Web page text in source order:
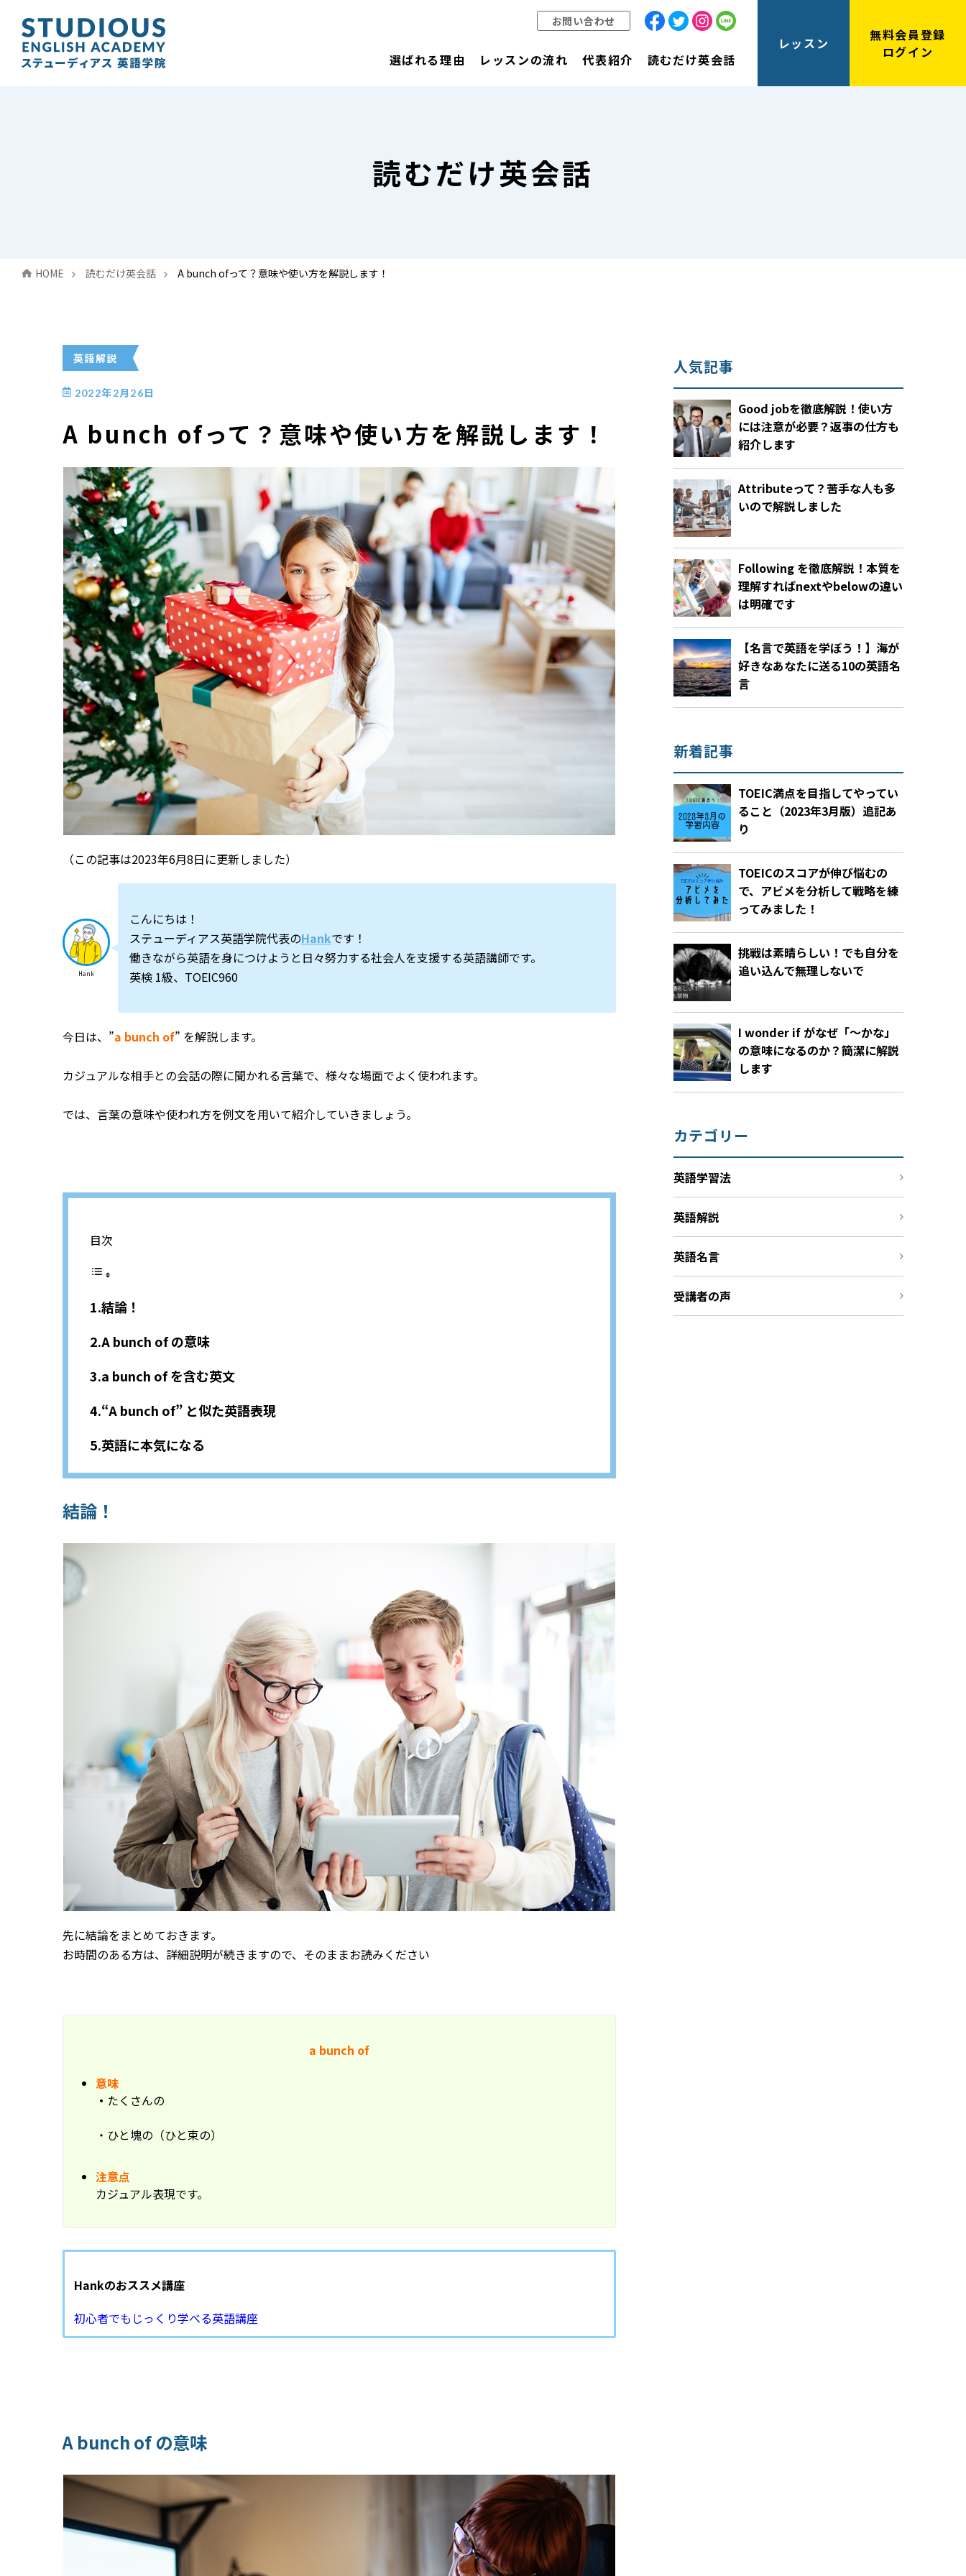
選ばれる理由 レッスンの流れ 代表紹介 読むだけ英会話
お問い合わせ
レッスン
無料会員登録
ログイン
読むだけ英会話
HOME 読むだけ英会話 A bunch ofって？意味や使い方を解説します！
英語解説
2022年2月26日
A bunch ofって？意味や使い方を解説します！
（この記事は2023年6月8日に更新しました）
Hank
こんにちは！
ステューディアス英語学院代表のHankです！
働きながら英語を身につけようと日々努力する社会人を支援する英語講師です。
英検 1級、TOEIC960
今日は、”a bunch of” を解説します。
カジュアルな相手との会話の際に聞かれる言葉で、様々な場面でよく使われます。
では、言葉の意味や使われ方を例文を用いて紹介していきましょう。
目次
結論！
A bunch of の意味
a bunch of を含む英文
“A bunch of” と似た英語表現
英語に本気になる
結論！
先に結論をまとめておきます。
お時間のある方は、詳細説明が続きますので、そのままお読みください
a bunch of
意味
・ たくさんの
・ひと塊の（ひと束の）
注意点
カジュアル表現です。
Hankのおススメ講座
初心者でもじっくり学べる英語講座
A bunch of の意味
人気記事
Good jobを徹底解説！使い方
には注意が必要？返事の仕方も
紹介します
Attributeって？苦手な人も多
いので解説しました
Following を徹底解説！本質を
理解すればnextやbelowの違い
は明確です
【名言で英語を学ぼう！】海が
好きなあなたに送る10の英語名
言
新着記事
TOEIC満点を目指してやってい
ること（2023年3月版）追記あ
り
TOEICのスコアが伸び悩むの
で、アビメを分析して戦略を練
ってみました！
挑戦は素晴らしい！でも自分を
追い込んで無理しないで
I wonder if がなぜ「～かな」
の意味になるのか？簡潔に解説
します
カテゴリー
英語学習法
英語解説
英語名言
受講者の声